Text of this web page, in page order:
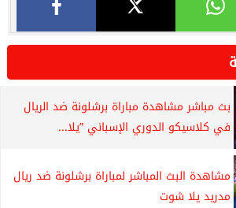
بث مباشر مشاهدة مباراة برشلونة ضد الريال
في كلاسيكو الدوري الإسباني ”يلا...
مشاهدة البث المباشر لمباراة برشلونة ضد ريال
مدريد يلا شوت